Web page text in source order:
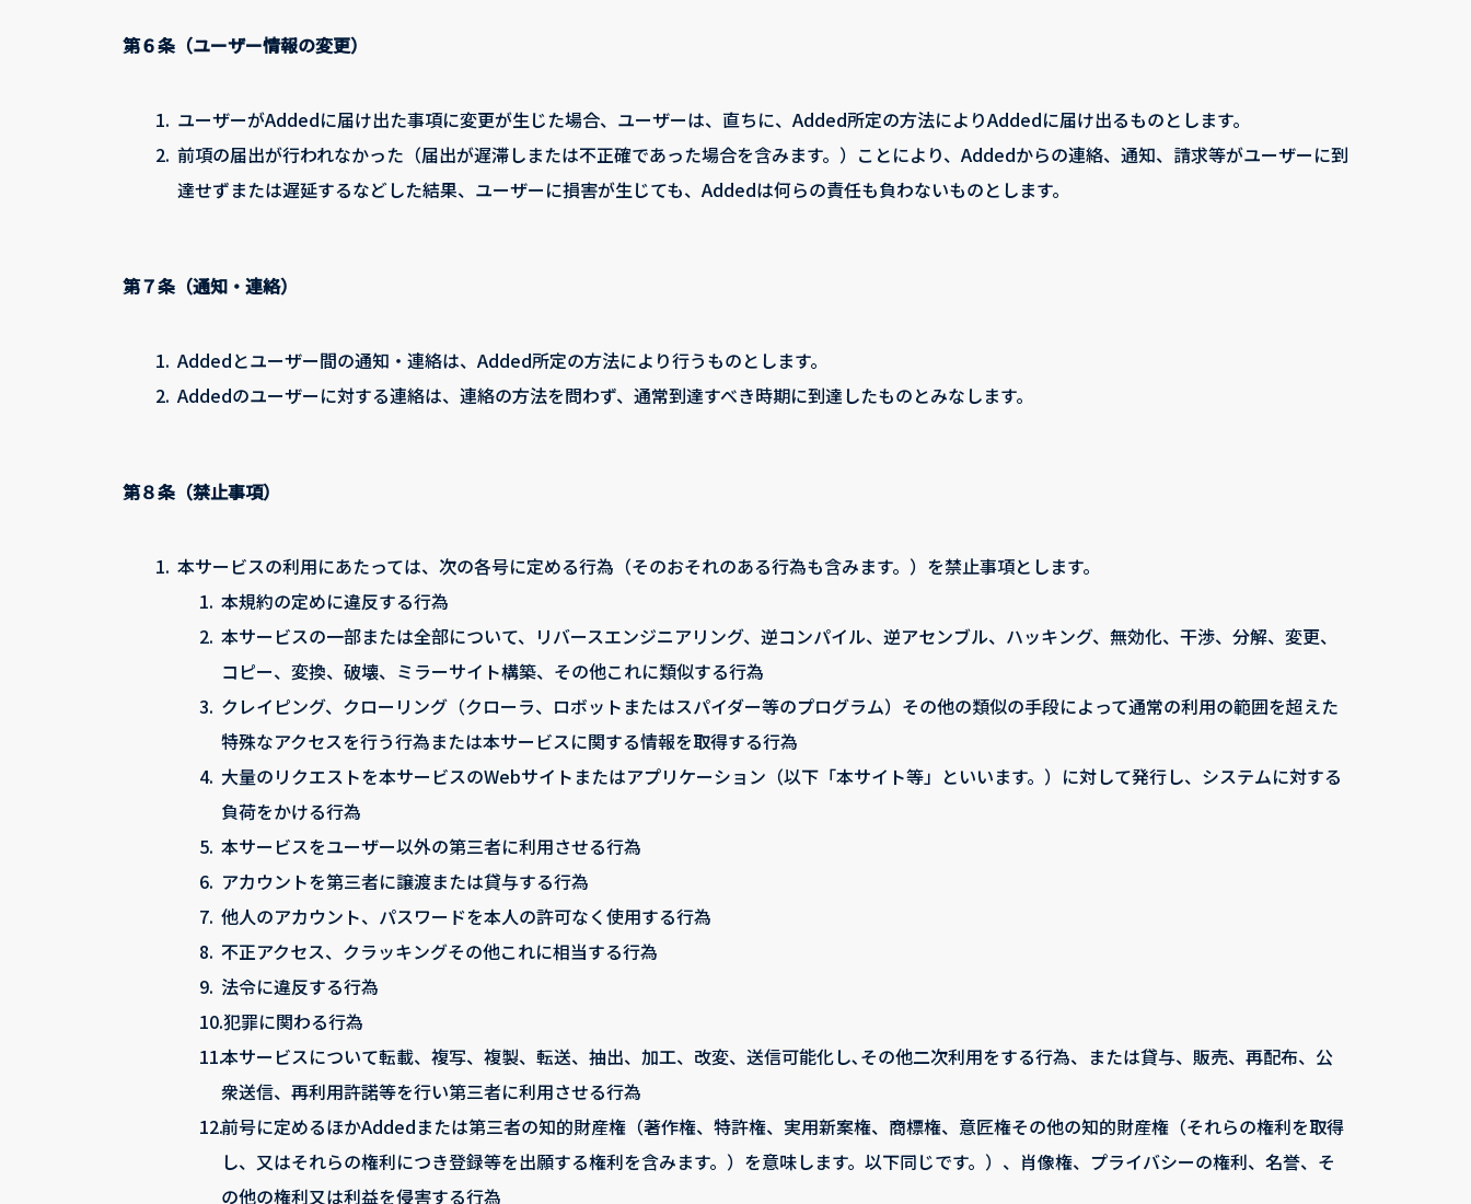
第６条（ユーザー情報の変更）
1. ユーザーがAddedに届け出た事項に変更が生じた場合、ユーザーは、直ちに、Added所定の方法によりAddedに届け出るものとします。
2. 前項の届出が行われなかった（届出が遅滞しまたは不正確であった場合を含みます。）ことにより、Addedからの連絡、通知、請求等がユーザーに到
達せずまたは遅延するなどした結果、ユーザーに損害が生じても、Addedは何らの責任も負わないものとします。
第７条（通知・連絡）
1. Addedとユーザー間の通知・連絡は、Added所定の方法により行うものとします。
2. Addedのユーザーに対する連絡は、連絡の方法を問わず、通常到達すべき時期に到達したものとみなします。
第８条（禁止事項）
1. 本サービスの利用にあたっては、次の各号に定める行為（そのおそれのある行為も含みます。）を禁止事項とします。
1. 本規約の定めに違反する行為
2. 本サービスの一部または全部について、リバースエンジニアリング、逆コンパイル、逆アセンブル、ハッキング、無効化、干渉、分解、変更、
コピー、変換、破壊、ミラーサイト構築、その他これに類似する行為
3. クレイピング、クローリング（クローラ、ロボットまたはスパイダー等のプログラム）その他の類似の手段によって通常の利用の範囲を超えた
特殊なアクセスを行う行為または本サービスに関する情報を取得する行為
4. 大量のリクエストを本サービスのWebサイトまたはアプリケーション（以下「本サイト等」といいます。）に対して発行し、システムに対する
負荷をかける行為
5. 本サービスをユーザー以外の第三者に利用させる行為
6. アカウントを第三者に譲渡または貸与する行為
7. 他人のアカウント、パスワードを本人の許可なく使用する行為
8. 不正アクセス、クラッキングその他これに相当する行為
9. 法令に違反する行為
10.犯罪に関わる行為
11.本サービスについて転載、複写、複製、転送、抽出、加工、改変、送信可能化し､その他二次利用をする行為、または貸与、販売、再配布、公
衆送信、再利用許諾等を行い第三者に利用させる行為
12.前号に定めるほかAddedまたは第三者の知的財産権（著作権、特許権、実用新案権、商標権、意匠権その他の知的財産権（それらの権利を取得
し、又はそれらの権利につき登録等を出願する権利を含みます。）を意味します。以下同じです。）、肖像権、プライバシーの権利、名誉、そ
の他の権利又は利益を侵害する行為